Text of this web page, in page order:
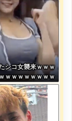
シコ女襲来ｗｗｗ
ｗｗｗｗｗｗｗｗ